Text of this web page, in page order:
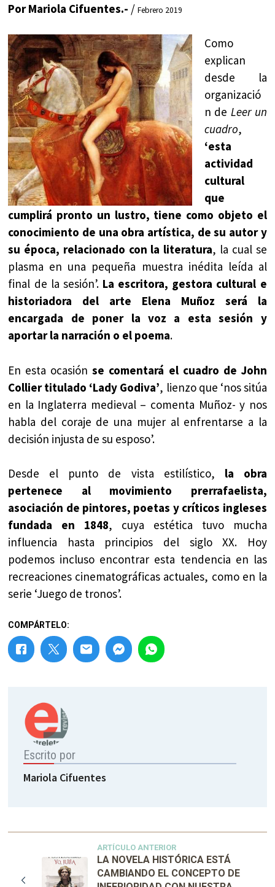
Por Mariola Cifuentes.- /Febrero 2019
Como
explican
desde la
organizació
n de Leer un
cuadro,
‘esta
actividad
cultural
que
cumplirá pronto un lustro, tiene como objeto el
conocimiento de una obra artística, de su autor y
su época, relacionado con la literatura, la cual se
plasma en una pequeña muestra inédita leída al
final de la sesión’. La escritora, gestora cultural e
historiadora del arte Elena Muñoz será la
encargada de poner la voz a esta sesión y
aportar la narración o el poema.
En esta ocasiónse comentará el cuadro de John
Collier titulado ‘Lady Godiva’, lienzo que ‘nos sitúa
en la Inglaterra medieval – comenta Muñoz- y nos
habla del coraje de una mujer al enfrentarse a la
decisión injusta de su esposo’.
Desde el punto de vista estilístico, la obra
pertenece al movimiento prerrafaelista,
asociación de pintores, poetas y críticos ingleses
fundada en 1848, cuya estética tuvo mucha
influencia hasta principios del siglo XX. Hoy
podemos incluso encontrar esta tendencia en las
recreaciones cinematográficas actuales, como en la
serie ‘Juego de tronos’.
COMPÁRTELO:
Escrito por
Mariola Cifuentes
ARTÍCULO ANTERIOR
LA NOVELA HISTÓRICA ESTÁ
CAMBIANDO EL CONCEPTO DE